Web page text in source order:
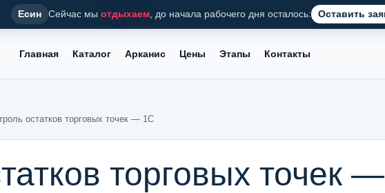
Есин Сейчас мы отдыхаем , до начала рабочего дня осталось: Оставить
Главная Каталог Арканис Цены Этапы Контакты
остатков торговых точек — 1С
торговых точек —